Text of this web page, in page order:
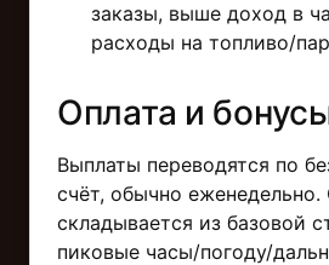
заказы, выше доход в
расходы на топливо/
Оплата и
Выплаты переводятся по
счёт, обычно
складывается из базовой
пиковые часы/погоду/